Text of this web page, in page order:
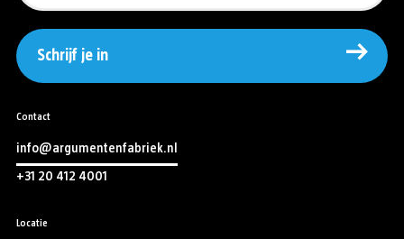
Schrijf je in
Contact
info@argumentenfabriek.nl
+31 20 412 4001
Locatie